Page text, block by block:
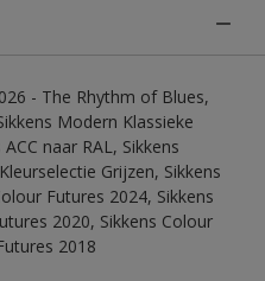
- The Rhythm of Blues,
Modern Klassieke
naar RAL, Sikkens
Grijzen, Sikkens
Futures 2024, Sikkens
2020, Sikkens Colour
2018